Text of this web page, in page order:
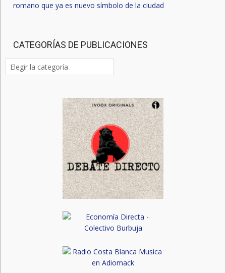
romano que ya es nuevo símbolo de la ciudad
CATEGORÍAS DE PUBLICACIONES
Categorías
de